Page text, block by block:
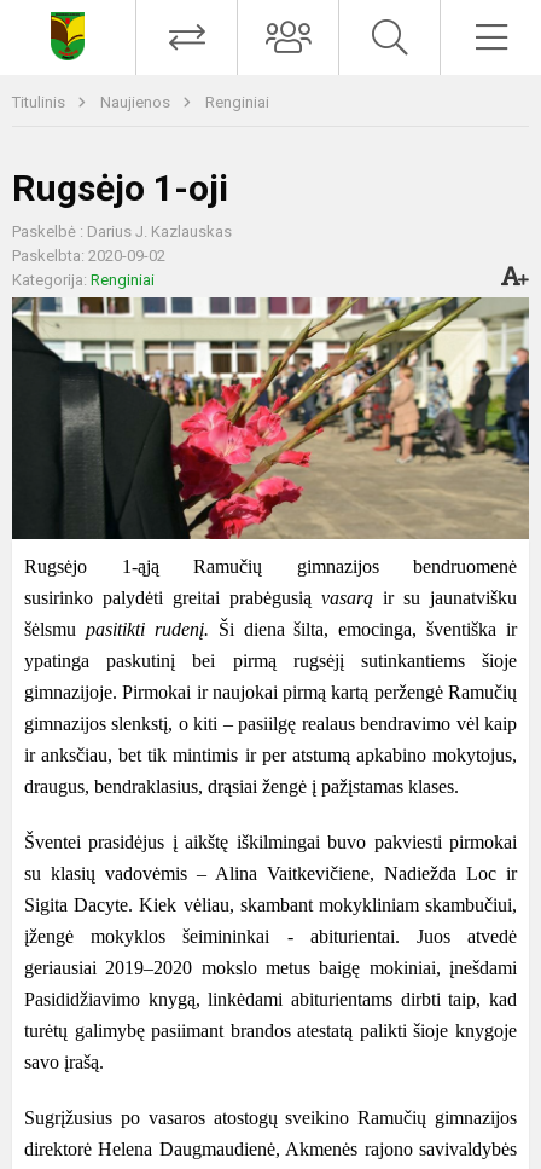
Titulinis Naujienos Renginiai
Rugsėjo 1-oji
Paskelbė : Darius J. Kazlauskas
Paskelbta: 2020-09-02
Kategorija: Renginiai
Rugsėjo 1-ąją Ramučių gimnazijos bendruomenė
susirinko palydėti greitai prabėgusią vasarą ir su jaunatvišku
šėlsmu pasitikti rudenį. Ši diena šilta, emocinga, šventiška ir
ypatinga paskutinį bei pirmą rugsėjį sutinkantiems šioje
gimnazijoje. Pirmokai ir naujokai pirmą kartą peržengė Ramučių
gimnazijos slenkstį, o kiti – pasiilgę realaus bendravimo vėl kaip
ir anksčiau, bet tik mintimis ir per atstumą apkabino mokytojus,
draugus, bendraklasius, drąsiai žengė į pažįstamas klases.
Šventei prasidėjus į aikštę iškilmingai buvo pakviesti pirmokai
su klasių vadovėmis – Alina Vaitkevičiene, Nadiežda Loc ir
Sigita Dacyte. Kiek vėliau, skambant mokykliniam skambučiui,
įžengė mokyklos šeimininkai - abiturientai. Juos atvedė
geriausiai 2019–2020 mokslo metus baigę mokiniai, įnešdami
Pasididžiavimo knygą, linkėdami abiturientams dirbti taip, kad
turėtų galimybę pasiimant brandos atestatą palikti šioje knygoje
savo įrašą.
Sugrįžusius po vasaros atostogų sveikino Ramučių gimnazijos
direktorė Helena Daugmaudienė, Akmenės rajono savivaldybės